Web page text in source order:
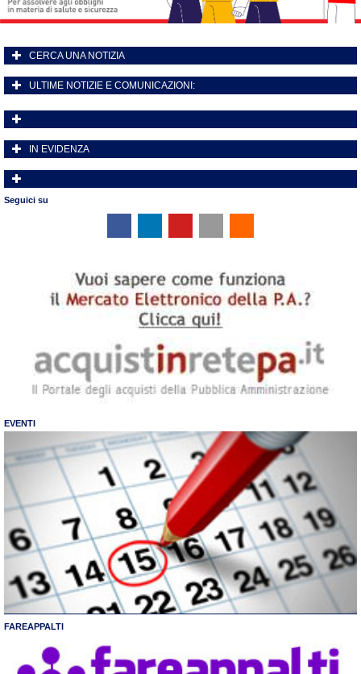
CERCA UNA NOTIZIA
ULTIME NOTIZIE E COMUNICAZIONI:
IN EVIDENZA
Seguici su
EVENTI
FAREAPPALTI